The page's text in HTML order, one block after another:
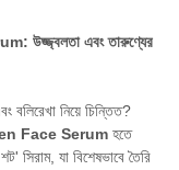
এবং তারুণ্যের
বলিরেখা নিয়ে চিন্তিত?
Face Serum হতে
সিরাম, যা বিশেষভাবে তৈরি